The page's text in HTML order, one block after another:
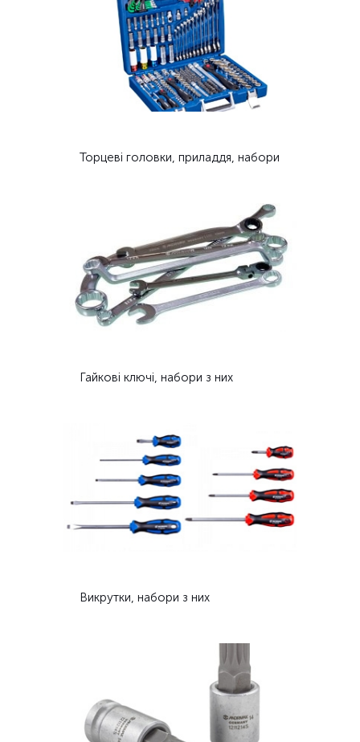
Торцеві головки, приладдя, набори
Гайкові ключі, набори з них
Викрутки, набори з них